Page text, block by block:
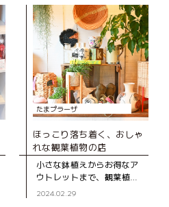
ェ」。落ち着いた雰囲気
が“隠れ家”という名にピッ
タリのワインバー
たまプラーザ
ほっこり落ち着く、おしゃ
れな観葉植物の店
小さな鉢植えからお得なア
ウトレットまで、観葉植物
が豊富にそろう「ボタニカ
2024.02.29